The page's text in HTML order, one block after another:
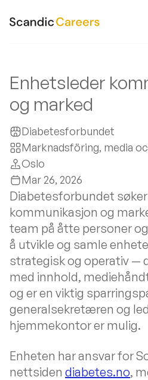
Enhetsleder
og marked
Diabetesforbundet
Marknadsföring, media
Oslo
Mar 26, 2026
Diabetesforbundet
kommunikasjon og
team på åtte personer
å utvikle og samle
strategisk og operativ —
med innhold,
og er en viktig
generalsekretæren og
hjemmekontor er mulig.
Enheten har ansvar for
nettsiden diabetes.no,